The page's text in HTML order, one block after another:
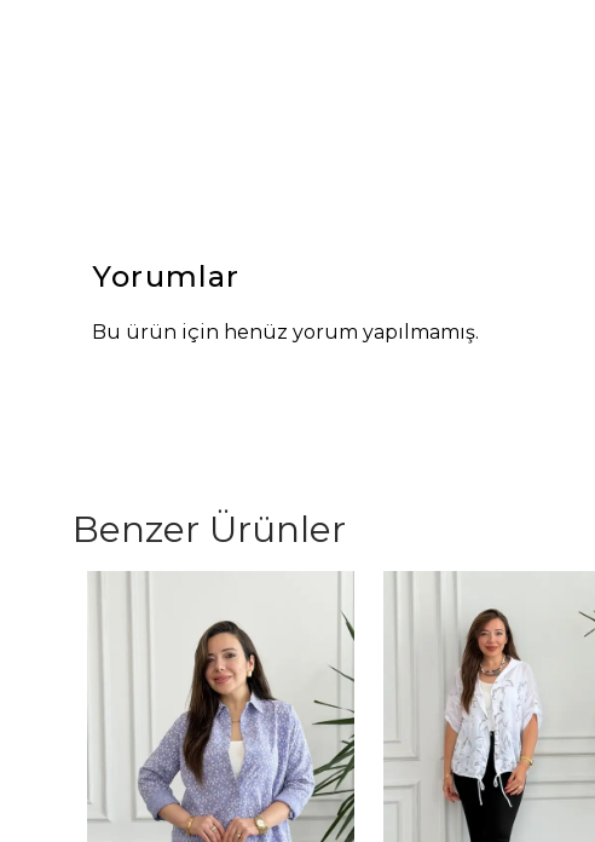
Yorumlar
Bu ürün için henüz yorum yapılmamış.
Benzer Ürünler